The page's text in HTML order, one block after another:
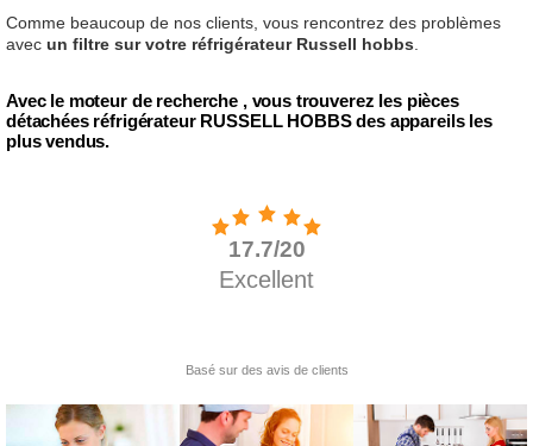
Comme beaucoup de nos clients, vous rencontrez des problèmes
avec un filtre sur votre réfrigérateur Russell hobbs
Avec le moteur de recherche , vous trouverez les pièces
détachées réfrigérateur RUSSELL HOBBS des appareils les
plus vendus.